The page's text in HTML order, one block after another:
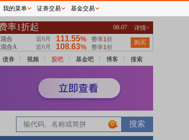
债券 视频 股吧 基金吧 博客 搜索
0
我的菜单 证券交易 基金交易